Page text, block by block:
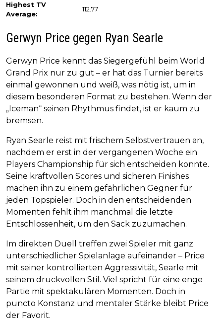
Highest TV
Average:
112.77
Gerwyn Price gegen Ryan Searle
Gerwyn Price kennt das Siegergefühl beim World
Grand Prix nur zu gut – er hat das Turnier bereits
einmal gewonnen und weiß, was nötig ist, um in
diesem besonderen Format zu bestehen. Wenn der
„Iceman“ seinen Rhythmus findet, ist er kaum zu
bremsen.
Ryan Searle reist mit frischem Selbstvertrauen an,
nachdem er erst in der vergangenen Woche ein
Players Championship für sich entscheiden konnte.
Seine kraftvollen Scores und sicheren Finishes
machen ihn zu einem gefährlichen Gegner für
jeden Topspieler. Doch in den entscheidenden
Momenten fehlt ihm manchmal die letzte
Entschlossenheit, um den Sack zuzumachen.
Im direkten Duell treffen zwei Spieler mit ganz
unterschiedlicher Spielanlage aufeinander – Price
mit seiner kontrollierten Aggressivität, Searle mit
seinem druckvollen Stil. Viel spricht für eine enge
Partie mit spektakulären Momenten. Doch in
puncto Konstanz und mentaler Stärke bleibt Price
der Favorit.